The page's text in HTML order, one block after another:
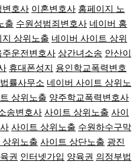
변호사 이혼변호사 홈페이지 노
출 수원성범죄변호사 네이버 홈
상위노출 네이버 사이트 상위
주운전변호사 상간녀소송 안산이
휴대폰성지
용인학교폭력변호
률사무소 네이버 사이트 상위노
상위노출 양주학교폭력변호사
송변호사 사이트 상위노출 사이
사이트 상위노출 수원하수구막
상위노출 사이트 상단노출 광진
권 인터넷가입 양육권 의정부법